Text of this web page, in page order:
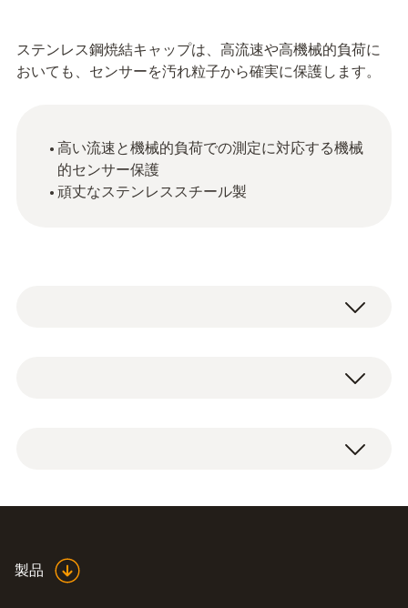
ステンレス鋼焼結キャップは、高流速や高機械的負荷に
おいても、センサーを汚れ粒子から確実に保護します。
高い流速と機械的負荷での測定に対応する機械
的センサー保護
頑丈なステンレススチール製
ステンレス鋼焼結キャップ（Ø21mm）、ス
ステンレス製焼結キャップ、Ø 21 mm、湿度
製品